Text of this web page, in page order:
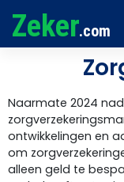
Zeker.com
Naarmate 2024
ontwikkelingen en
om
alleen geld te